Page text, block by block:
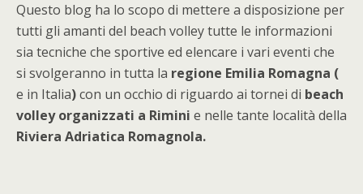
Questo blog ha lo scopo di mettere a disposizione per
tutti gli amanti del beach volley tutte le informazioni
sia tecniche che sportive ed elencare i vari eventi che
si svolgeranno in tutta la regione Emilia Romagna (
e in Italia)con un occhio di riguardo ai tornei di beach
volley organizzati a Rimini e nelle tante località della
Riviera Adriatica Romagnola.